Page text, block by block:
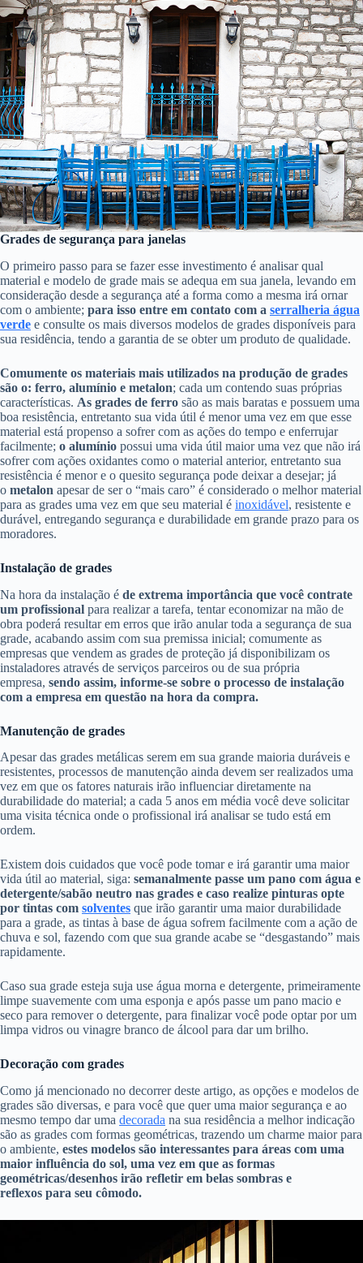
Grades de segurança para janelas
O primeiro passo para se fazer esse investimento é analisar qual
material e modelo de grade mais se adequa em sua janela, levando em
consideração desde a segurança até a forma como a mesma irá ornar
com o ambiente; para isso entre em contato com a serralheria água
verde e consulte os mais diversos modelos de grades disponíveis para
sua residência, tendo a garantia de se obter um produto de qualidade.
Comumente os materiais mais utilizados na produção de grades
são o: ferro, alumínio e metalon; cada um contendo suas próprias
características. As grades de ferro são as mais baratas e possuem uma
boa resistência, entretanto sua vida útil é menor uma vez em que esse
material está propenso a sofrer com as ações do tempo e enferrujar
facilmente; o alumínio possui uma vida útil maior uma vez que não irá
sofrer com ações oxidantes como o material anterior, entretanto sua
resistência é menor e o quesito segurança pode deixar a desejar; já
o metalon apesar de ser o “mais caro” é considerado o melhor material
para as grades uma vez em que seu material é inoxidável, resistente e
durável, entregando segurança e durabilidade em grande prazo para os
moradores.
Instalação de grades
Na hora da instalação é de extrema importância que você contrate
um profissional para realizar a tarefa, tentar economizar na mão de
obra poderá resultar em erros que irão anular toda a segurança de sua
grade, acabando assim com sua premissa inicial; comumente as
empresas que vendem as grades de proteção já disponibilizam os
instaladores através de serviços parceiros ou de sua própria
empresa, sendo assim, informe-se sobre o processo de instalação
com a empresa em questão na hora da compra.
Manutenção de grades
Apesar das grades metálicas serem em sua grande maioria duráveis e
resistentes, processos de manutenção ainda devem ser realizados uma
vez em que os fatores naturais irão influenciar diretamente na
durabilidade do material; a cada 5 anos em média você deve solicitar
uma visita técnica onde o profissional irá analisar se tudo está em
ordem.
Existem dois cuidados que você pode tomar e irá garantir uma maior
vida útil ao material, siga: semanalmente passe um pano com água e
detergente/sabão neutro nas grades e caso realize pinturas opte
por tintas com solventes que irão garantir uma maior durabilidade
para a grade, as tintas à base de água sofrem facilmente com a ação de
chuva e sol, fazendo com que sua grande acabe se “desgastando” mais
rapidamente.
Caso sua grade esteja suja use água morna e detergente, primeiramente
limpe suavemente com uma esponja e após passe um pano macio e
seco para remover o detergente, para finalizar você pode optar por um
limpa vidros ou vinagre branco de álcool para dar um brilho.
Decoração com grades
Como já mencionado no decorrer deste artigo, as opções e modelos de
grades são diversas, e para você que quer uma maior segurança e ao
mesmo tempo dar uma decorada na sua residência a melhor indicação
são as grades com formas geométricas, trazendo um charme maior para
o ambiente, estes modelos são interessantes para áreas com uma
maior influência do sol, uma vez em que as formas
geométricas/desenhos irão refletir em belas sombras e
reflexos para seu cômodo.